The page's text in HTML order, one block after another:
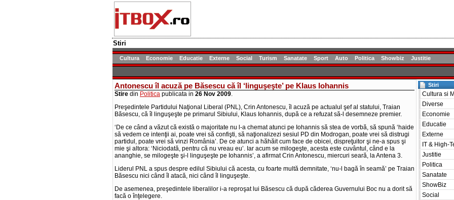
Stiri
Cultura Economie Educatie Externe Social Turism Sanatate Sport Auto Politica Showbiz Justitie
Antonescu îl acuză pe Băsescu că îl ‘linguşeşte’ pe Klaus Iohannis
Stire din Politica publicata in 26 Nov 2009.
Preşedintele Partidului Naţional Liberal (PNL), Crin Antonescu, îl acuză pe actualul şef al statului, Traian
Băsescu, că îl linguşeşte pe primarul Sibiului, Klaus Iohannis, după ce a refuzat să-l desemneze premier.
‘De ce când a văzut că există o majoritate nu l-a chemat atunci pe Iohannis să stea de vorbă, să spună ‘haide
să vedem ce intenţii ai, poate vrei să confişti, să naţionalizezi sesiul PD din Modrogan, poate vrei să distrugi
partidul, poate vrei să vinzi România’. De ce atunci a hăhăit cum face de obicei, dispreţuitor şi ne-a spus şi
mie şi altora: ‘Niciodată, pentru că nu vreau eu’. Iar acum se milogeşte, acesta este cuvântul, când e la
ananghie, se milogeşte şi-l linguşeşte pe Iohannis’, a afirmat Crin Antonescu, miercuri seară, la Antena 3.
Liderul PNL a spus despre edilul Sibiului că acesta, cu foarte multă demnitate, ‘nu-l bagă în seamă’ pe Traian
Băsescu nici când îl atacă, nici când îl linguşeşte.
De asemenea, preşedintele liberalilor i-a reproşat lui Băsescu că după căderea Guvernului Boc nu a dorit să
facă o înţelegere.
Stiri
Cultura si
Diverse
Economie
Educatie
Externe
IT & High-
Justitie
Politica
Sanatate
ShowBiz
Social